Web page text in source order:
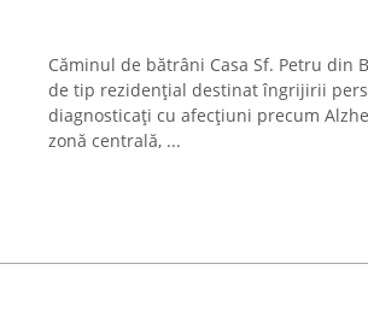
Căminul de bătrâni Casa Sf. Petru din
de tip rezidențial destinat îngrijirii
diagnosticați cu afecțiuni precum
zonă centrală, ...